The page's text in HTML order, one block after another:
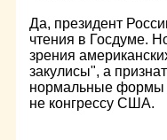
Да, президент
чтения в Госдуме.
зрения
закулисы", а
нормальные формы
не конгрессу США.